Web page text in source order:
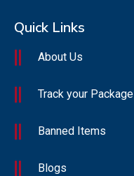
Quick Links
About Us
Track your Package
Banned Items
Blogs